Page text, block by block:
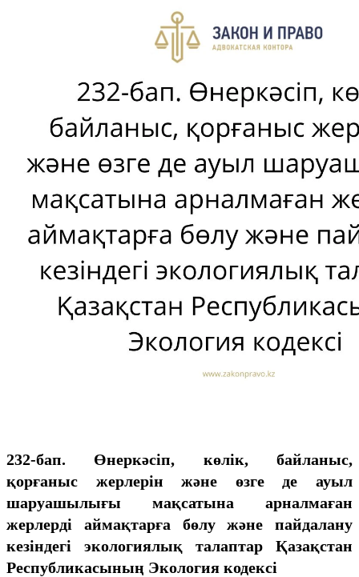
232-бап. Өнеркәсіп, көлік, байланыс,
қорғаныс жерлерін және өзге де ауыл
шаруашылығы мақсатына арналмаған
жерлерді аймақтарға бөлу және пайдалану
кезіндегі экологиялық талаптар Қазақстан
Республикасының Экология кодексі